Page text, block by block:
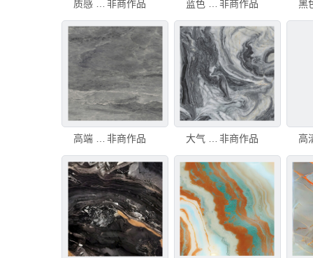
非商作品 非商作品
高端 清晰大理石纹 高雅大图 非商作品 大气 清晰大理石纹 高雅大图 非商作品